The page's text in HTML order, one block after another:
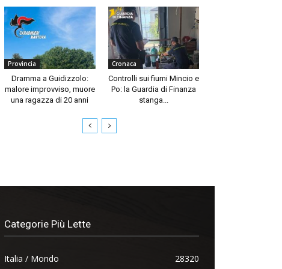
Provincia
Dramma a Guidizzolo:
malore improvviso, muore
una ragazza di 20 anni
Cronaca
Controlli sui fiumi Mincio e
Po: la Guardia di Finanza
stanga...
Categorie Più Lette
Italia / Mondo 28320